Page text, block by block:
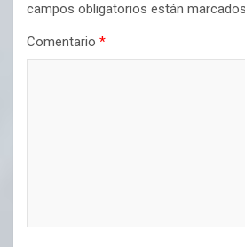
campos obligatorios están
Comentario *